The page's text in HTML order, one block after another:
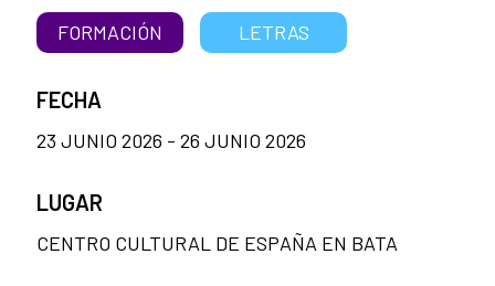
FORMACIÓN LETRAS
FECHA
23 JUNIO 2026 - 26 JUNIO 2026
LUGAR
CENTRO CULTURAL DE ESPAÑA EN BATA